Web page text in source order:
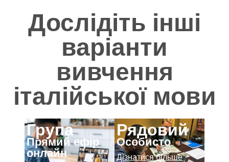
Дослідіть інші
варіанти
вивчення
італійської мови
Група
Прямий ефір
онлайн
Рядовий
Особисто
Дізнатися більше